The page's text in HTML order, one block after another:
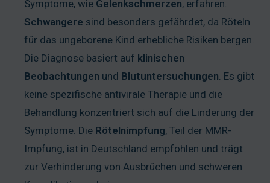
Symptome, wie Gelenkschmerzen, erfahren.
Schwangere sind besonders gefährdet, da Röteln
für das ungeborene Kind erhebliche Risiken bergen.
Die Diagnose basiert auf klinischen
Beobachtungen und Blutuntersuchungen. Es gibt
keine spezifische antivirale Therapie und die
Behandlung konzentriert sich auf die Linderung der
Symptome. Die Rötelnimpfung, Teil der MMR-
Impfung, ist in Deutschland empfohlen und trägt
zur Verhinderung von Ausbrüchen und schweren